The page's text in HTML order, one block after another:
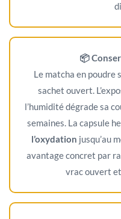
📦
Le matcha en poudre
sachet ouvert.
l’humidité dégrade sa
semaines. La capsule
l’oxydation jusqu’au
avantage concret par
vrac ouvert